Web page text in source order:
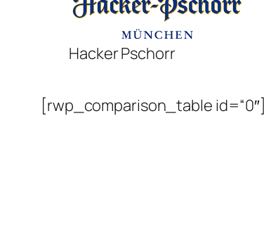
Hacker Pschorr
[rwp_comparison_table id=“0″]